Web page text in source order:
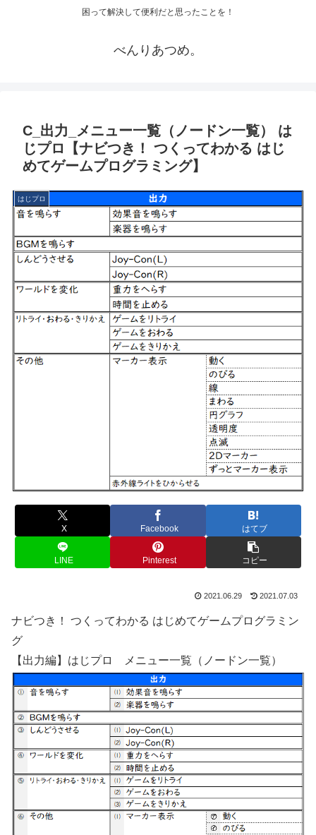
困って解決して便利だと思ったことを！
べんりあつめ。
C_出力_メニュー一覧（ノードン一覧） は
じプロ【ナビつき！ つくってわかる はじ
めてゲームプログラミング】
はじプロ
X Facebook はてブ
LINE Pinterest コピー
2021.06.29 2021.07.03
ナビつき！ つくってわかる はじめてゲームプログラミン
グ
【出力編】はじプロ メニュー一覧（ノードン一覧）